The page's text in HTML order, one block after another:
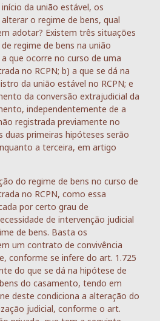
da união estável, os
o regime de bens, qual
adotar? Existem três situações
regime de bens na união
que ocorre no curso de uma
no RCPN; b) a que se dá na
da união estável no RCPN; e
da conversão extrajudicial da
independentemente de a
registrada previamente no
duas primeiras hipóteses serão
a terceira, em artigo
do regime de bens no curso de
no RCPN, como essa
por certo grau de
de intervenção judicial
de bens. Basta os
um contrato de convivência
conforme se infere do art. 1.725
do que se dá na hipótese de
do casamento, tendo em
deste condiciona a alteração do
judicial, conforme o art.